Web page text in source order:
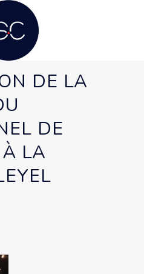
DE LA
DE
LA